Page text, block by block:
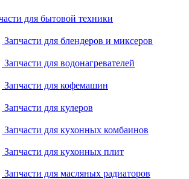
для бытовой техники
Запчасти для блендеров и миксеров
Запчасти для водонагревателей
Запчасти для кофемашин
Запчасти для кулеров
Запчасти для кухонных комбаинов
Запчасти для кухонных плит
Запчасти для масляных радиаторов